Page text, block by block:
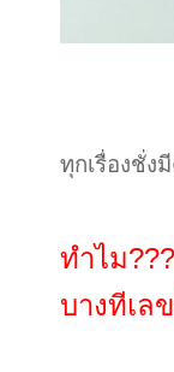
ทุกเรื่องชั่ง
ทำไม
บางทีเล